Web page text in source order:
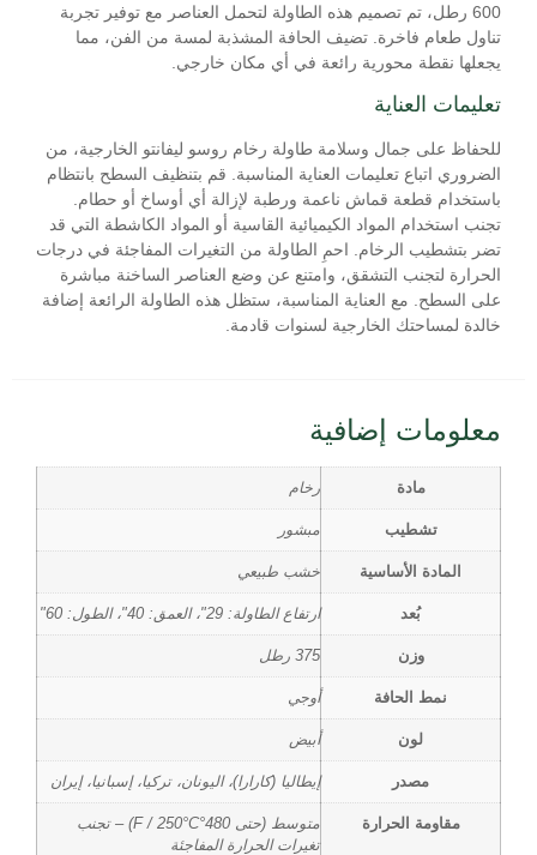
600 رطل، تم تصميم هذه الطاولة لتحمل العناصر مع توفير تجربة
تناول طعام فاخرة. تضيف الحافة المشذبة لمسة من الفن، مما
يجعلها نقطة محورية رائعة في أي مكان خارجي.
تعليمات العناية
للحفاظ على جمال وسلامة طاولة رخام روسو ليفانتو الخارجية، من
الضروري اتباع تعليمات العناية المناسبة. قم بتنظيف السطح بانتظام
باستخدام قطعة قماش ناعمة ورطبة لإزالة أي أوساخ أو حطام.
تجنب استخدام المواد الكيميائية القاسية أو المواد الكاشطة التي قد
تضر بتشطيب الرخام. احمِ الطاولة من التغيرات المفاجئة في درجات
الحرارة لتجنب التشقق، وامتنع عن وضع العناصر الساخنة مباشرة
على السطح. مع العناية المناسبة، ستظل هذه الطاولة الرائعة إضافة
خالدة لمساحتك الخارجية لسنوات قادمة.
معلومات إضافية
مادة رخام
تشطيب مبشور
المادة الأساسية خشب طبيعي
بُعد ارتفاع الطاولة: 29"، العمق: 40"، الطول: 60"
وزن 375 رطل
نمط الحافة أوجي
لون أبيض
مصدر إيطاليا (كارارا)، اليونان، تركيا، إسبانيا، إيران
مقاومة الحرارة
متوسط (حتى 480°F / 250°C) – تجنب
تغيرات الحرارة المفاجئة